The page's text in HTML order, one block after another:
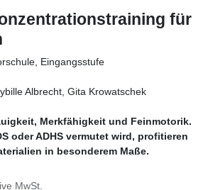
für
Eingangsstufe
Albrecht, Gita Krowatschek
Merkfähigkeit und Feinmotorik.
oder ADHS vermutet wird, profitieren
in besonderem Maße.
MwSt.